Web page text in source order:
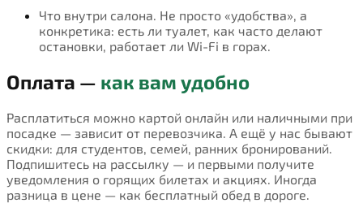
Что внутри салона. Не просто «удобства», а
конкретика: есть ли туалет, как часто делают
остановки, работает ли Wi-Fi в горах.
Оплата — как вам удобно
Расплатиться можно картой онлайн или наличными при
посадке — зависит от перевозчика. А ещё у нас бывают
скидки: для студентов, семей, ранних бронирований.
Подпишитесь на рассылку — и первыми получите
уведомления о горящих билетах и акциях. Иногда
разница в цене — как бесплатный обед в дороге.